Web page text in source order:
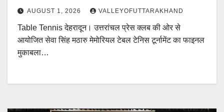
AUGUST 1, 2026 VALLEYOFUTTARAKHAND
Table Tennis देहरादून। उत्तरांचल प्रेस क्लब की ओर से
आयोजित सेवा सिंह मठारु मेमोरियल टेबल टेनिस टूर्नामेंट का फाइनल
मुकाबला…